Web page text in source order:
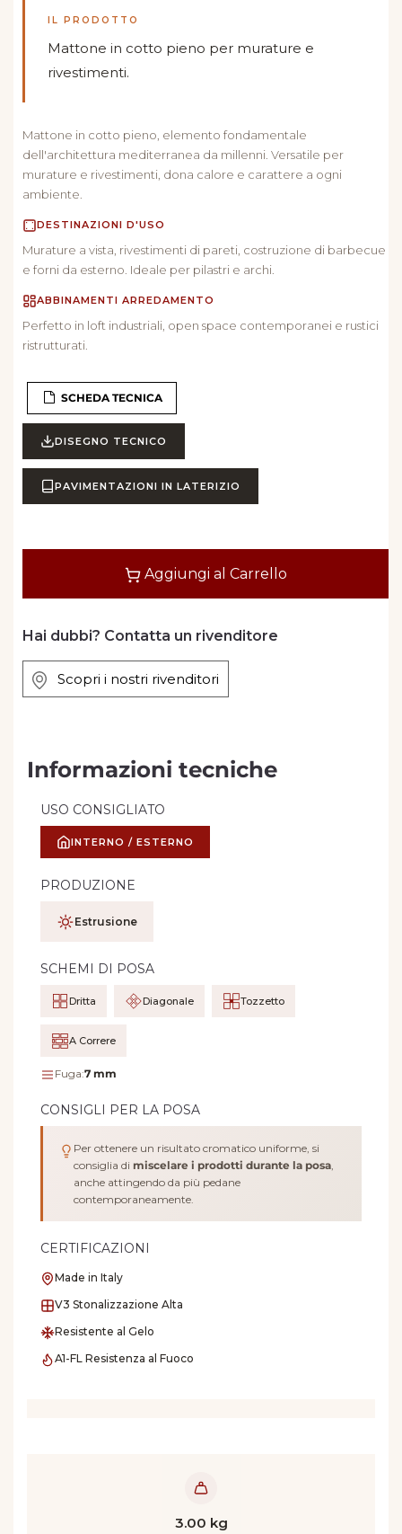
IL PRODOTTO
Mattone in cotto pieno per murature e
rivestimenti.
Mattone in cotto pieno, elemento fondamentale
dell'architettura mediterranea da millenni. Versatile per
murature e rivestimenti, dona calore e carattere a ogni
ambiente.
DESTINAZIONI D'USO
Murature a vista, rivestimenti di pareti, costruzione di barbecue
e forni da esterno. Ideale per pilastri e archi.
ABBINAMENTI ARREDAMENTO
Perfetto in loft industriali, open space contemporanei e rustici
ristrutturati.
SCHEDA TECNICA
DISEGNO TECNICO
PAVIMENTAZIONI IN LATERIZIO
Aggiungi al Carrello
Hai dubbi? Contatta un rivenditore
Scopri i nostri rivenditori
Informazioni tecniche
USO CONSIGLIATO
INTERNO / ESTERNO
PRODUZIONE
Estrusione
SCHEMI DI POSA
Dritta Diagonale Tozzetto
A Correre
Fuga:7 mm
CONSIGLI PER LA POSA
Per ottenere un risultato cromatico uniforme, si
consiglia di miscelare i prodotti durante la posa,
anche attingendo da più pedane
contemporaneamente.
CERTIFICAZIONI
Made in Italy
V3 Stonalizzazione Alta
Resistente al Gelo
A1-FL Resistenza al Fuoco
3.00 kg